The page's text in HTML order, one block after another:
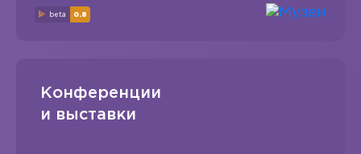
beta 0.8
Конференции
и выставки